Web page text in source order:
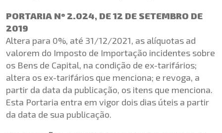
PORTARIA Nº 2.024, DE 12 DE SETEMBRO DE
2019
Altera para 0%, até 31/12/2021, as alíquotas ad
valorem do Imposto de Importação incidentes sobre
os Bens de Capital, na condição de ex-tarifários;
altera os ex-tarifários que menciona; e revoga, a
partir da data da publicação, os itens que menciona.
Esta Portaria entra em vigor dois dias úteis a partir
da data de sua publicação.